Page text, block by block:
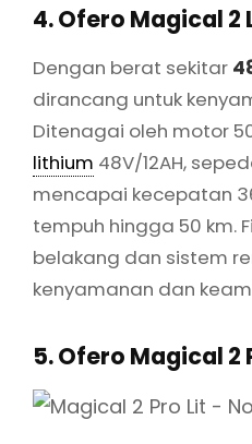
4. Ofero Magical 2
Dengan berat sekitar
dirancang untuk
Ditenagai oleh motor
lithium 48V/12AH,
mencapai kecepatan
tempuh hingga 50 km.
belakang dan sistem
kenyamanan dan
5. Ofero Magical 2